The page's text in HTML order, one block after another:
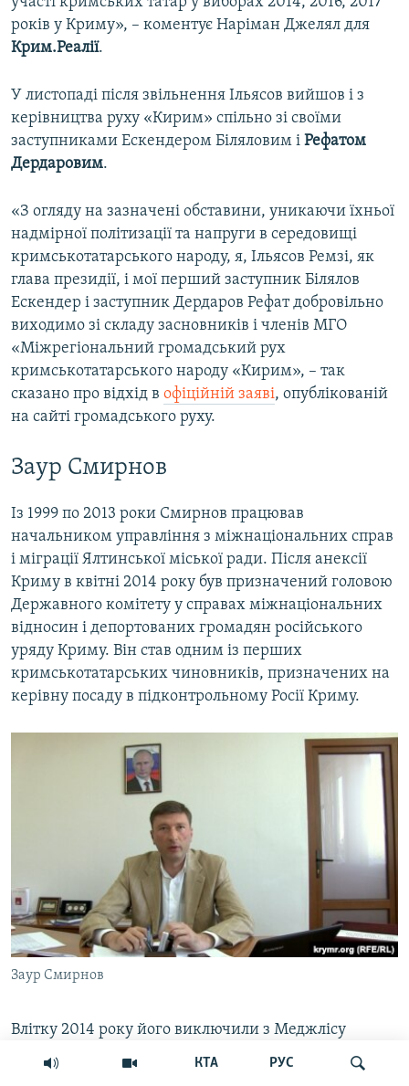
КТА РУС
років у Криму», – коментує Наріман Джелял для
Крим.Реалії.
У листопаді після звільнення Ільясов вийшов і з
керівництва руху «Кирим» спільно зі своїми
заступниками Ескендером Біляловим і Рефатом
Дердаровим.
«З огляду на зазначені обставини, уникаючи їхньої
надмірної політизації та напруги в середовищі
кримськотатарського народу, я, Ільясов Ремзі, як
глава президії, і мої перший заступник Білялов
Ескендер і заступник Дердаров Рефат добровільно
виходимо зі складу засновників і членів МГО
«Міжрегіональний громадський рух
кримськотатарського народу «Кирим», – так
сказано про відхід в офіційній заяві, опублікованій
на сайті громадського руху.
Заур Смирнов
Із 1999 по 2013 роки Смирнов працював
начальником управління з міжнаціональних справ
і міграції Ялтинської міської ради. Після анексії
Криму в квітні 2014 року був призначений головою
Державного комітету у справах міжнаціональних
відносин і депортованих громадян російського
уряду Криму. Він став одним із перших
кримськотатарських чиновників, призначених на
керівну посаду в підконтрольному Росії Криму.
Заур Смирнов
Влітку 2014 року його виключили з Меджлісу
кримськотатарського народу через те, що він так і
не залишив на вимогу представницького органу